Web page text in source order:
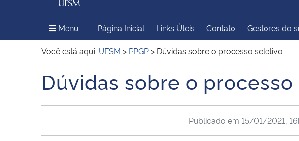
Ministério do Meio Ambiente Ministério do Turismo
Ministério do
Desenvolvimento
Secretaria de Governo
Gabinete de Segurança
Advocacia-Geral da
Menu Menu Principal do Sítio
Página Inicial Links Úteis Contato Gestores do
Você está aqui: UFSM > PPGP > Dúvidas sobre o processo seletivo
Início do conteúdo
Dúvidas sobre o
Publicado em 15/01/2021,